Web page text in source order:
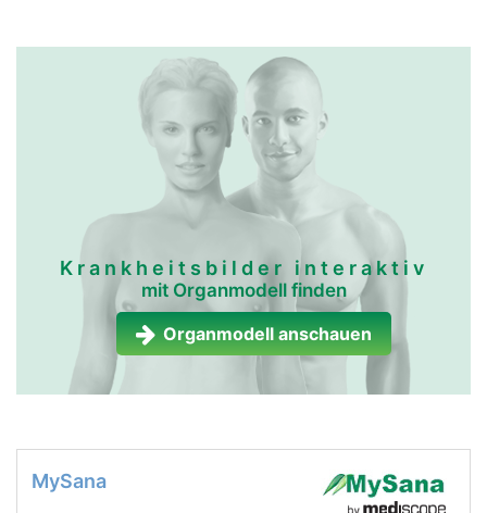
Krankheitsbilder interaktiv
mit Organmodell finden
Organmodell anschauen
MySana